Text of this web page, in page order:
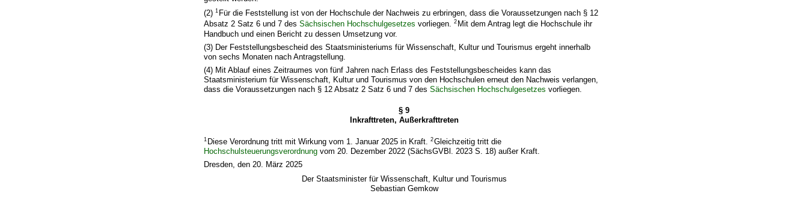
(2)1 Für die Feststellung ist von der Hochschule der Nachweis zu erbringen, dass die Voraussetzungen nach § 12
Absatz 2 Satz 6 und 7 desSächsischen Hochschulgesetzes vorliegen.2 Mit dem Antrag legt die Hochschule ihr
Handbuch und einen Bericht zu dessen Umsetzung vor.
(3) Der Feststellungsbescheid des Staatsministeriums für Wissenschaft, Kultur und Tourismus ergeht innerhalb
von sechs Monaten nach Antragstellung.
(4) Mit Ablauf eines Zeitraumes von fünf Jahren nach Erlass des Feststellungsbescheides kann das
Staatsministerium für Wissenschaft, Kultur und Tourismus von den Hochschulen erneut den Nachweis verlangen,
dass die Voraussetzungen nach § 12 Absatz 2 Satz 6 und 7 desSächsischen Hochschulgesetzes vorliegen.
§ 9
Inkrafttreten, Außerkrafttreten
1 Diese Verordnung tritt mit Wirkung vom 1. Januar 2025 in Kraft.2Gleichzeitig tritt die
Hochschulsteuerungsverordnung vom 20. Dezember 2022 (SächsGVBl. 2023 S. 18) außer Kraft.
Dresden, den 20. März 2025
Der Staatsminister für Wissenschaft, Kultur und Tourismus
Sebastian Gemkow